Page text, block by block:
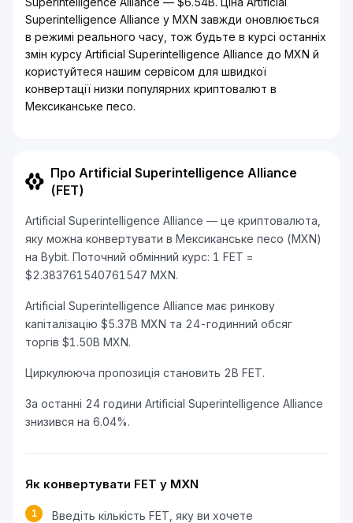
Superintelligence Alliance у MXN завжди оновлюється
в режимі реального часу, тож будьте в курсі останніх
змін курсу Artificial Superintelligence Alliance до MXN й
користуйтеся нашим сервісом для швидкої
конвертації низки популярних криптовалют в
Мексиканське песо.
Про Artificial Superintelligence Alliance
(FET)
Artificial Superintelligence Alliance — це криптовалюта,
яку можна конвертувати в Мексиканське песо (MXN)
на Bybit. Поточний обмінний курс: 1 FET =
$2.383761540761547 MXN.
Artificial Superintelligence Alliance має ринкову
капіталізацію $5.37B MXN та 24-годинний обсяг
торгів $1.50B MXN.
Циркулююча пропозиція становить 2B FET.
За останні 24 години Artificial Superintelligence Alliance
знизився на 6.04%.
Як конвертувати FET у MXN
1
Введіть кількість FET, яку ви хочете